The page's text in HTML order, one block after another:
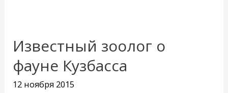
Известный зоолог о
фауне Кузбасса
12 ноября 2015
Известный
зоолог
о
фауне